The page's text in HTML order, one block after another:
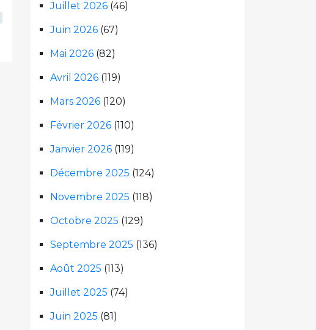
Juillet 2026 (46)
Juin 2026 (67)
Mai 2026 (82)
Avril 2026 (119)
Mars 2026 (120)
Février 2026 (110)
Janvier 2026 (119)
Décembre 2025 (124)
Novembre 2025 (118)
Octobre 2025 (129)
Septembre 2025 (136)
Août 2025 (113)
Juillet 2025 (74)
Juin 2025 (81)